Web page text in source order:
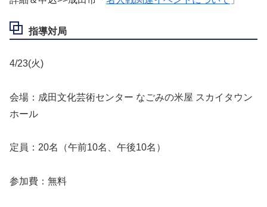
指導対局
4/23(火)
会場：成田文化芸術センター なごみの米屋 スカイタウン
ホール
定員：20名（午前10名、午後10名）
参加費：無料